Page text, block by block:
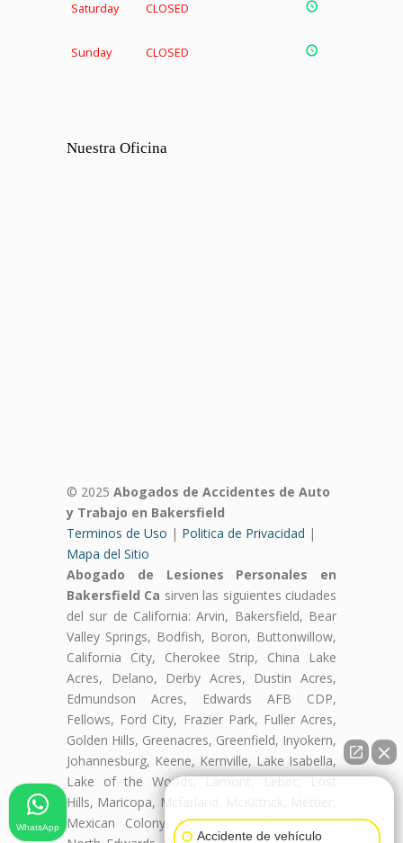
Saturday CLOSED
Sunday CLOSED
Nuestra Oficina
© 2025 Abogados de Accidentes de Auto
y Trabajo en Bakersfield
Terminos de Uso | Politica de Privacidad |
Mapa del Sitio
Abogado de Lesiones Personales en
Bakersfield Ca sirven las siguientes ciudades
del sur de California: Arvin, Bakersfield, Bear
Valley Springs, Bodfish, Boron, Buttonwillow,
California City, Cherokee Strip, China Lake
Acres, Delano, Derby Acres, Dustin Acres,
Edmundson Acres, Edwards AFB CDP,
Fellows, Ford City, Frazier Park, Fuller Acres,
Golden Hills, Greenacres, Greenfield, Inyokern,
Johannesburg, Keene, Kernville, Lake Isabella,
Lake of the Woods, Lamont, Lebec, Lost
Hills, Maricopa, Mcfarland, McKittrick, Mettler,
Mexican Colony, Mojave, Mountain Mesa,
Accidente de vehículo
WhatsApp